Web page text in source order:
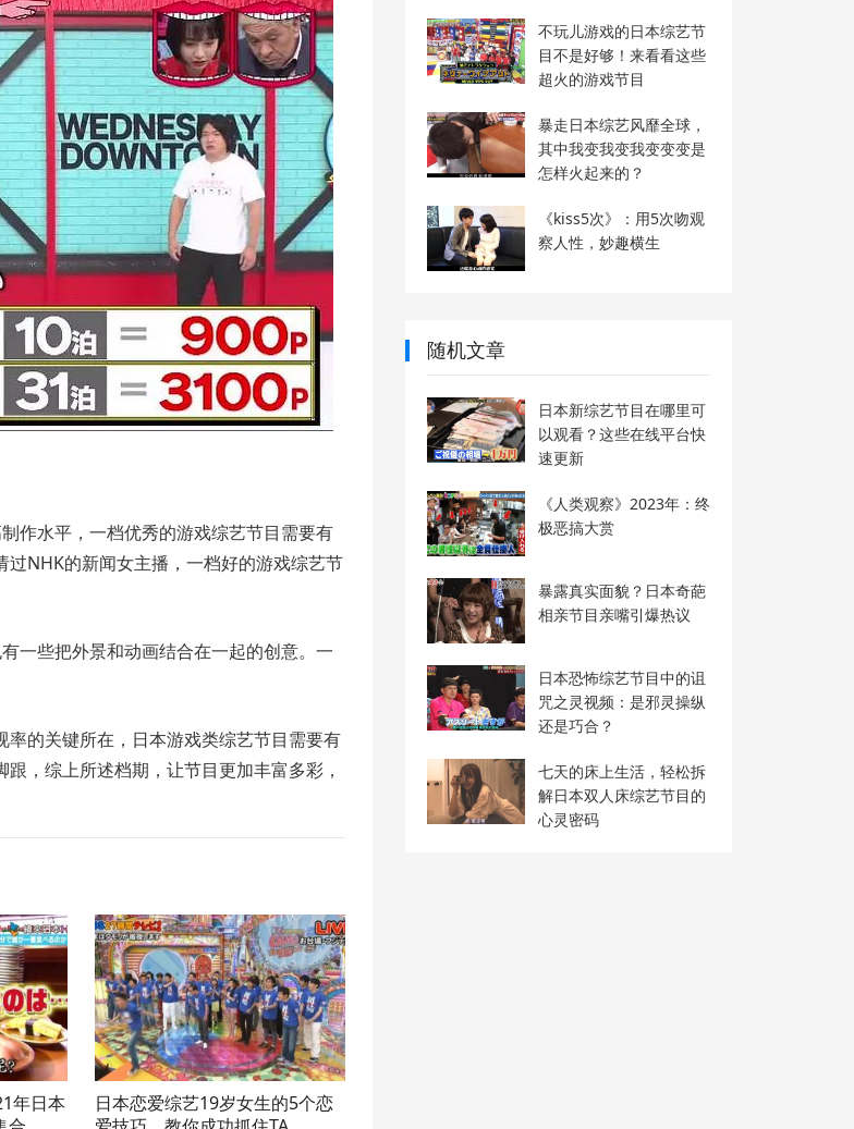
作水平，一档优秀的游戏综艺节目需要有
NHK的新闻女主播，一档好的游戏综艺节
一些把外景和动画结合在一起的创意。一
的关键所在，日本游戏类综艺节目需要有
，综上所述档期，让节目更加丰富多彩，
年日本
日本恋爱综艺19岁女生的5个恋
不玩儿游戏的日本综艺节
目不是好够！来看看这些
超火的游戏节目
暴走日本综艺风靡全球，
其中我变我变我变变变是
怎样火起来的？
《kiss5次》：用5次吻观
察人性，妙趣横生
随机文章
日本新综艺节目在哪里可
以观看？这些在线平台快
速更新
《人类观察》2023年：终
极恶搞大赏
暴露真实面貌？日本奇葩
相亲节目亲嘴引爆热议
日本恐怖综艺节目中的诅
咒之灵视频：是邪灵操纵
还是巧合？
七天的床上生活，轻松拆
解日本双人床综艺节目的
心灵密码